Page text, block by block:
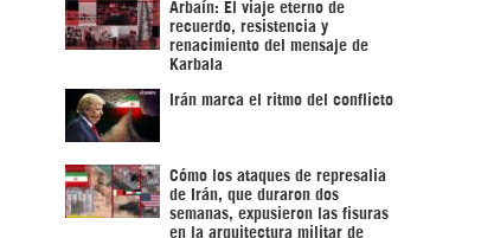
Arbaín: El viaje eterno de
recuerdo, resistencia y
renacimiento del mensaje de
Karbala
Irán marca el ritmo del conflicto
Cómo los ataques de represalia
de Irán, que duraron dos
semanas, expusieron las fisuras
en la arquitectura militar de